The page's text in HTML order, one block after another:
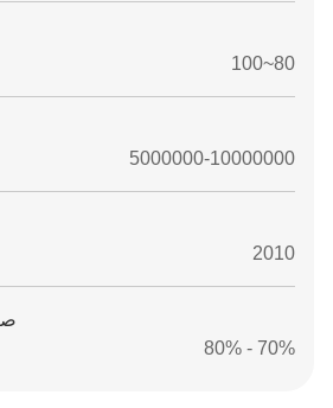
80~100
5000000-10000000
2010
70% - 80%